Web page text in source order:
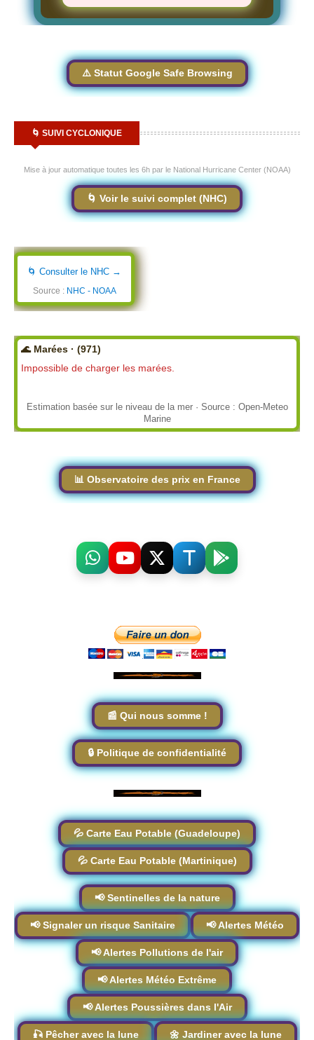
⚠️ Statut Google Safe Browsing
🌀 SUIVI CYCLONIQUE
Mise à jour automatique toutes les 6h par le National Hurricane Center (NOAA)
🌀 Voir le suivi complet (NHC)
🌀 Consulter le NHC →
Source : NHC - NOAA
🌊 Marées · (971)
Impossible de charger les marées.
Estimation basée sur le niveau de la mer · Source : Open-Meteo
Marine
📊 Observatoire des prix en France
📰 Qui nous somme !
🔒 Politique de confidentialité
💦 Carte Eau Potable (Guadeloupe)
💦 Carte Eau Potable (Martinique)
📢 Sentinelles de la nature
📢 Signaler un risque Sanitaire 📢 Alertes Météo
📢 Alertes Pollutions de l'air
📢 Alertes Météo Extrême
📢 Alertes Poussières dans l'Air
🎣 Pêcher avec la lune 🌼 Jardiner avec la lune